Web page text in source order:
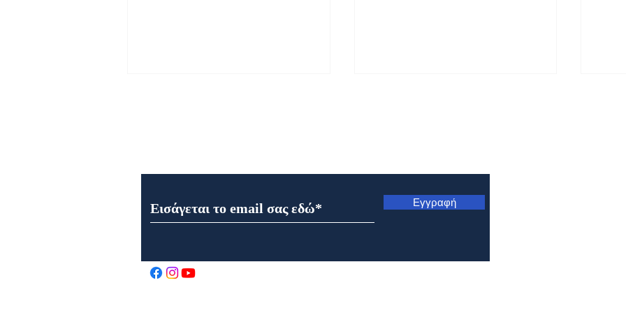
Εορτή της Μεταμορφώσεως
του Σωτήρος στον Ιερό Ναό
Καρελέϊκα Ναυπάκτου
Μητρόπολη Ναυπάκτου και
Αγίου Βλασίου: Αρχιερατική
της ορεινής Ναυπακτίας
Εγγραφή